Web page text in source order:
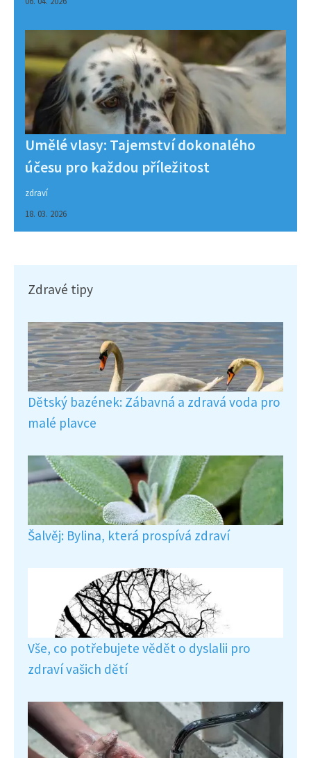
Umělé vlasy: Tajemství dokonalého
účesu pro každou příležitost
zdraví
18. 03. 2026
Zdravé tipy
Dětský bazének: Zábavná a zdravá voda pro
malé plavce
Šalvěj: Bylina, která prospívá zdraví
Vše, co potřebujete vědět o dyslalii pro
zdraví vašich dětí